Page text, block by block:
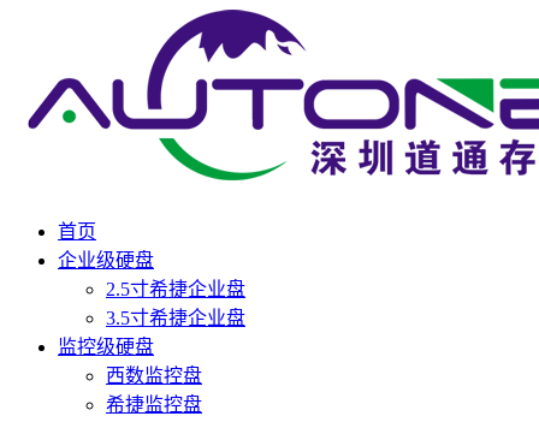
首页
企业级硬盘
2.5寸希捷企业盘
3.5寸希捷企业盘
监控级硬盘
西数监控盘
希捷监控盘